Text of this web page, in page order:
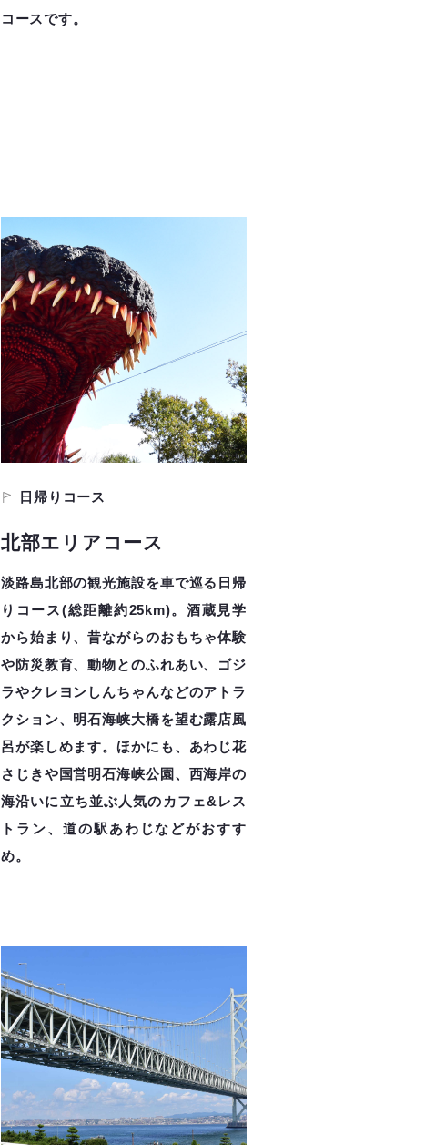
コースです。
日帰りコース
北部エリアコース
淡路島北部の観光施設を車で巡る日帰
りコース(総距離約25km)。酒蔵見学
から始まり、昔ながらのおもちゃ体験
や防災教育、動物とのふれあい、ゴジ
ラやクレヨンしんちゃんなどのアトラ
クション、明石海峡大橋を望む露店風
呂が楽しめます。ほかにも、あわじ花
さじきや国営明石海峡公園、西海岸の
海沿いに立ち並ぶ人気のカフェ&レス
トラン、道の駅あわじなどがおすす
め。